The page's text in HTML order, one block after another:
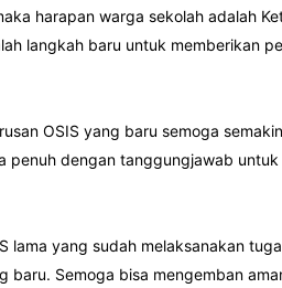
harapan warga sekolah adalah
langkah baru untuk memberikan
OSIS yang baru semoga
penuh dengan tanggungjawab
lama yang sudah melaksanakan
baru. Semoga bisa mengemban